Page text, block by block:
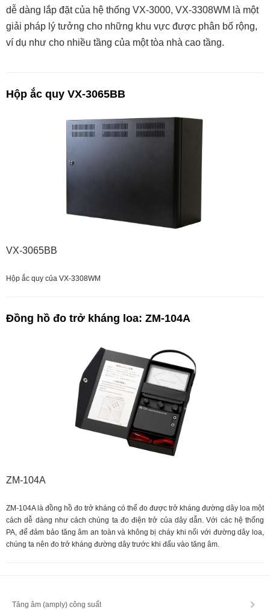
dễ dàng lắp đặt của hệ thống VX-3000, VX-3308WM là một
giải pháp lý tưởng cho những khu vực được phân bố rộng,
ví dụ như cho nhiều tầng của một tòa nhà cao tầng.
Hộp ắc quy VX-3065BB
VX-3065BB
Hộp ắc quy của VX-3308WM
Đồng hồ đo trở kháng loa: ZM-104A
ZM-104A
ZM-104A là đồng hồ đo trở kháng có thể đo được trở kháng đường dây loa một
cách dễ dàng như cách chúng ta đo điện trở của dây dẫn. Với các hệ thống
PA, để đảm bảo tăng âm an toàn và không bị cháy khi nối với đường dây loa,
chúng ta nên đo trở kháng đường dây trước khi đấu vào tăng âm.
Tăng âm (amply) công suất